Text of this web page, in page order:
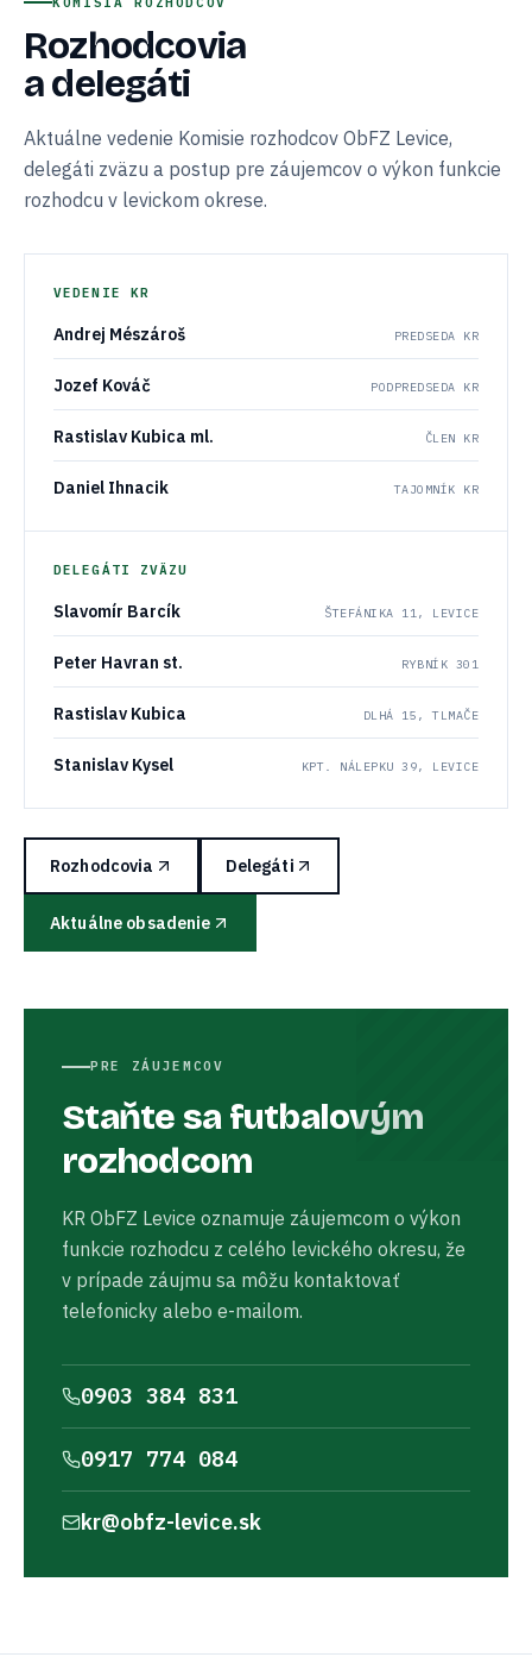
Rozhodcovia
a delegáti
Aktuálne vedenie Komisie rozhodcov ObFZ Levice,
delegáti zväzu a postup pre záujemcov o výkon funkcie
rozhodcu v levickom okrese.
VEDENIE KR
Andrej Mészároš PREDSEDA KR
Jozef Kováč PODPREDSEDA KR
Rastislav Kubica ml. ČLEN KR
Daniel Ihnacik TAJOMNÍK KR
DELEGÁTI ZVÄZU
Slavomír Barcík ŠTEFÁNIKA 11, LEVICE
Peter Havran st. RYBNÍK 301
Rastislav Kubica DLHÁ 15, TLMAČE
Stanislav Kysel KPT. NÁLEPKU 39, LEVICE
Rozhodcovia Delegáti
Aktuálne obsadenie
PRE ZÁUJEMCOV
Staňte sa futbalovým
rozhodcom
KR ObFZ Levice oznamuje záujemcom o výkon
funkcie rozhodcu z celého levického okresu, že
v prípade záujmu sa môžu kontaktovať
telefonicky alebo e-mailom.
0903 384 831
0917 774 084
kr@obfz-levice.sk